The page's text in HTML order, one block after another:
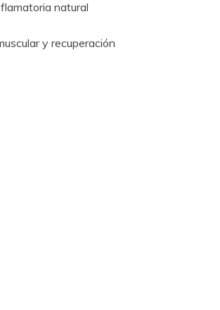
natural
y recuperación